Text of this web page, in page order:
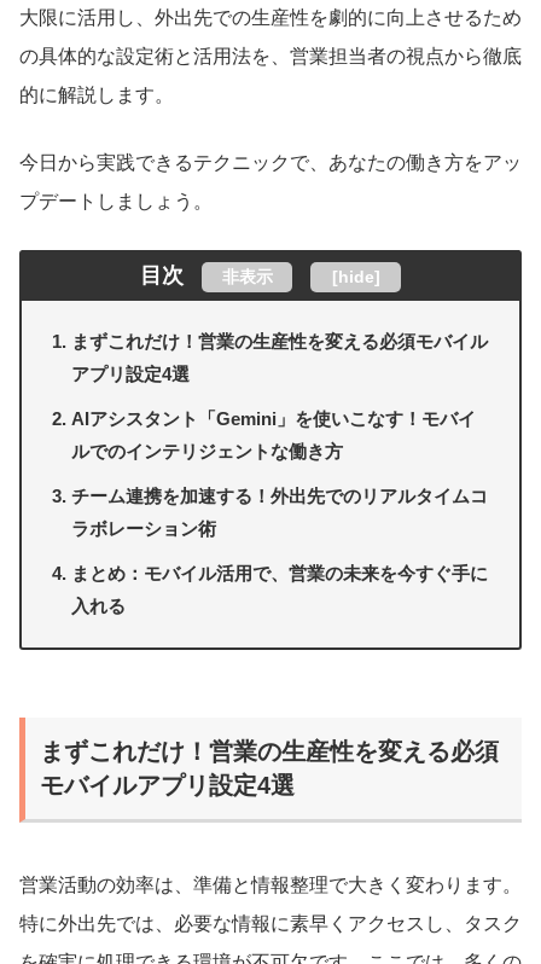
大限に活用し、外出先での生産性を劇的に向上させるため
の具体的な設定術と活用法を、営業担当者の視点から徹底
的に解説します。
今日から実践できるテクニックで、あなたの働き方をアッ
プデートしましょう。
目次 非表示 [hide]
まずこれだけ！営業の生産性を変える必須モバイル
アプリ設定4選
AIアシスタント「Gemini」を使いこなす！モバイ
ルでのインテリジェントな働き方
チーム連携を加速する！外出先でのリアルタイムコ
ラボレーション術
まとめ：モバイル活用で、営業の未来を今すぐ手に
入れる
まずこれだけ！営業の生産性を変える必須
モバイルアプリ設定4選
営業活動の効率は、準備と情報整理で大きく変わります。
特に外出先では、必要な情報に素早くアクセスし、タスク